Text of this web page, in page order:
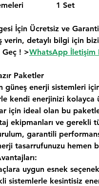
1 Set
İçin Ücretsiz ve
verin, detaylı bilgi için
Geç ! >WhatsApp İletişim
Paketler
güneş enerji sistemleri
kendi enerjinizi kolayca
için ideal olan bu
ekipmanları ve gerekli
garantili
tasarrufunuzu hemen
uygun esnek
sistemlerle kesintisiz